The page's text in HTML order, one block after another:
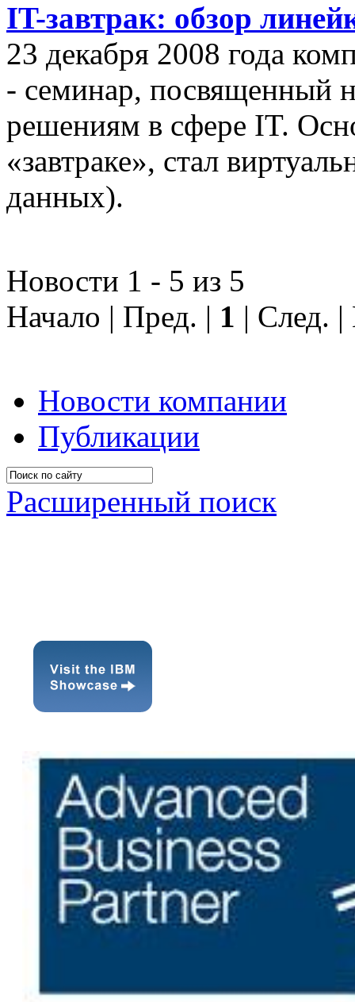
IT-завтрак: обзор
23 декабря 2008 года
- семинар, посвященный
решениям в сфере IT.
«завтраке», стал
данных).
Новости 1 - 5 из 5
Начало | Пред. | 1 | След.
Новости компании
Публикации
Расширенный поиск